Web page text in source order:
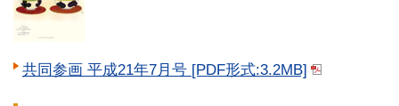
共同参画 平成21年7月号 [PDF形式:3.2MB]